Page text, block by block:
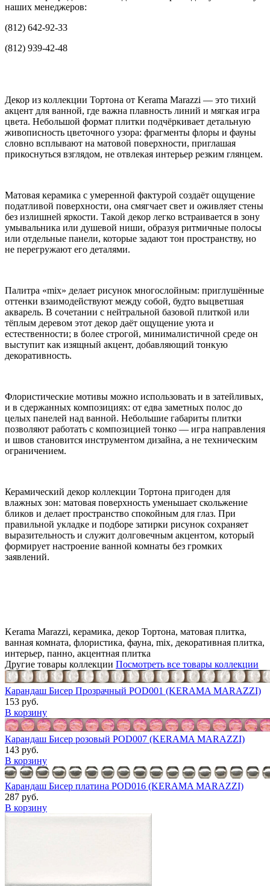
наших менеджеров:
(812) 642-92-33
(812) 939-42-48
Декор из коллекции Тортона от Kerama Marazzi — это тихий
акцент для ванной, где важна плавность линий и мягкая игра
цвета. Небольшой формат плитки подчёркивает детальную
живописность цветочного узора: фрагменты флоры и фауны
словно всплывают на матовой поверхности, приглашая
прикоснуться взглядом, не отвлекая интерьер резким глянцем.
Матовая керамика с умеренной фактурой создаёт ощущение
податливой поверхности, она смягчает свет и оживляет стены
без излишней яркости. Такой декор легко встраивается в зону
умывальника или душевой ниши, образуя ритмичные полосы
или отдельные панели, которые задают тон пространству, но
не перегружают его деталями.
Палитра «mix» делает рисунок многослойным: приглушённые
оттенки взаимодействуют между собой, будто выцветшая
акварель. В сочетании с нейтральной базовой плиткой или
тёплым деревом этот декор даёт ощущение уюта и
естественности; в более строгой, минималистичной среде он
выступит как изящный акцент, добавляющий тонкую
декоративность.
Флористические мотивы можно использовать и в затейливых,
и в сдержанных композициях: от едва заметных полос до
целых панелей над ванной. Небольшие габариты плитки
позволяют работать с композицией тонко — игра направления
и швов становится инструментом дизайна, а не техническим
ограничением.
Керамический декор коллекции Тортона пригоден для
влажных зон: матовая поверхность уменьшает скольжение
бликов и делает пространство спокойным для глаз. При
правильной укладке и подборе затирки рисунок сохраняет
выразительность и служит долговечным акцентом, который
формирует настроение ванной комнаты без громких
заявлений.
Kerama Marazzi, керамика, декор Тортона, матовая плитка,
ванная комната, флористика, фауна, mix, декоративная плитка,
интерьер, панно, акцентная плитка
Другие товары коллекции Посмотреть все товары коллекции
Карандаш Бисер Прозрачный POD001 (KERAMA MARAZZI)
153 руб.
В корзину
Карандаш Бисер розовый POD007 (KERAMA MARAZZI)
143 руб.
В корзину
Карандаш Бисер платина POD016 (KERAMA MARAZZI)
287 руб.
В корзину